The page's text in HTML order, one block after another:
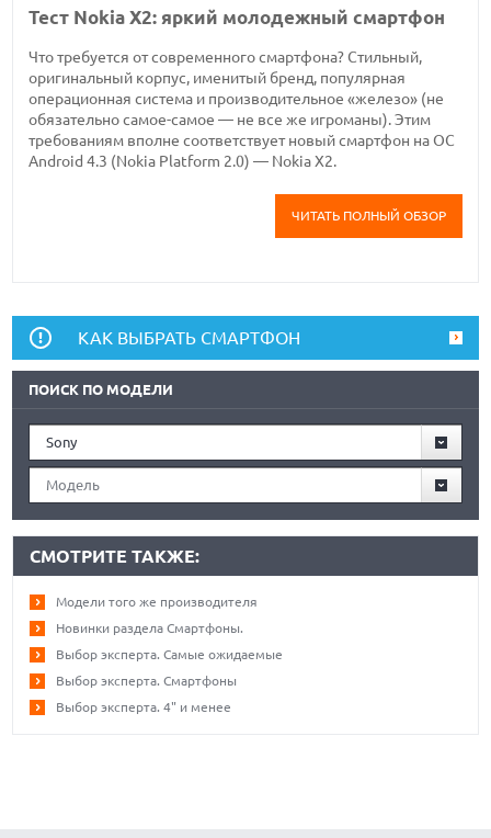
Тест Nokia X2: яркий молодежный смартфон
Что требуется от современного смартфона? Стильный,
оригинальный корпус, именитый бренд, популярная
операционная система и производительное «железо» (не
обязательно самое-самое — не все же игроманы). Этим
требованиям вполне соответствует новый смартфон на ОС
Android 4.3 (Nokia Platform 2.0) — Nokia X2.
ЧИТАТЬ ПОЛНЫЙ ОБЗОР
КАК ВЫБРАТЬ СМАРТФОН
ПОИСК ПО МОДЕЛИ
Sony
Модель
СМОТРИТЕ ТАКЖЕ:
Модели того же производителя
Новинки раздела Смартфоны.
Выбор эксперта. Самые ожидаемые
Выбор эксперта. Смартфоны
Выбор эксперта. 4" и менее